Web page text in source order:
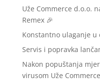
Uže Commerce d.o.o.
Remex 🎉
Konstantno ulaganje u
Servis i popravka
Nakon popuštanja
virusom Uže